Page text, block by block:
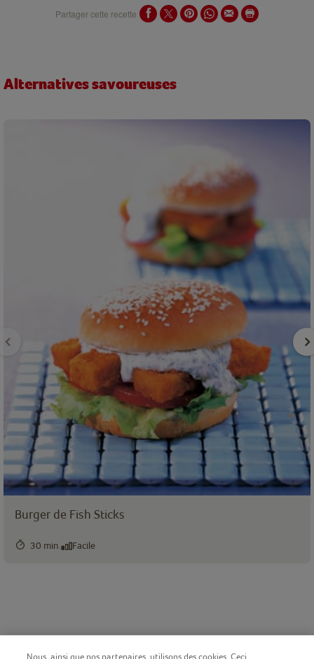
Partager cette recette
Alternatives savoureuses
Burger de Fish Sticks
30 min. Facile
Nous, ainsi que nos partenaires, utilisons des cookies. Ceci